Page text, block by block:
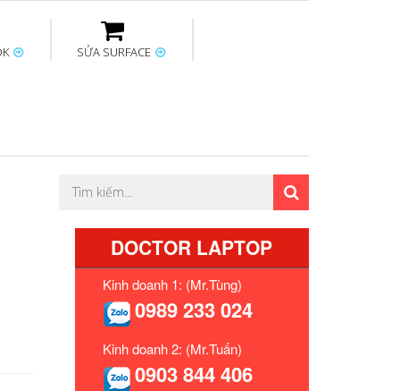
Thay bàn phím
SỬA SURFACE
Thay sạc Surface Sửa Mainboard
DOCTOR LAPTOP
Kinh doanh 1: (Mr.Tùng)
0989 233 024
Kinh doanh 2: (Mr.Tuấn)
0903 844 406